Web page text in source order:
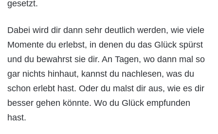
gesetzt.
Dabei wird dir dann sehr deutlich werden, wie viele
Momente du erlebst, in denen du das Glück spürst
und du bewahrst sie dir. An Tagen, wo dann mal so
gar nichts hinhaut, kannst du nachlesen, was du
schon erlebt hast. Oder du malst dir aus, wie es dir
besser gehen könnte. Wo du Glück empfunden
hast.